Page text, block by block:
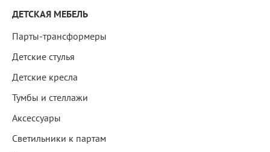
ДЕТСКАЯ МЕБЕЛЬ
Парты-трансформеры
Детские стулья
Детские кресла
Тумбы и стеллажи
Аксессуары
Светильники к партам